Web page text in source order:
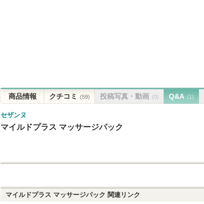
商品情報 クチコミ (59) 投稿写真・動画 (0) Q&A (1)
セザンヌ
マイルドプラス マッサージパック
マイルドプラス マッサージパック 関連リンク